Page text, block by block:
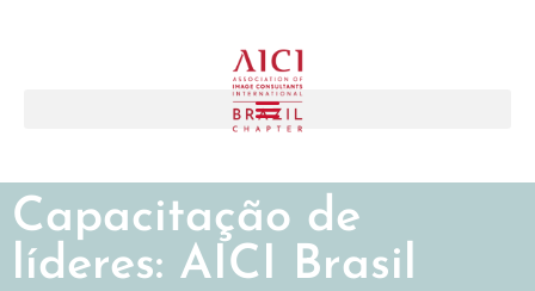
Capacitação de
líderes: AICI Brasil